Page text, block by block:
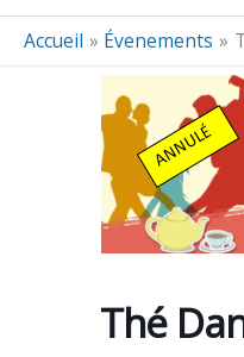
Accueil Évenements
Thé